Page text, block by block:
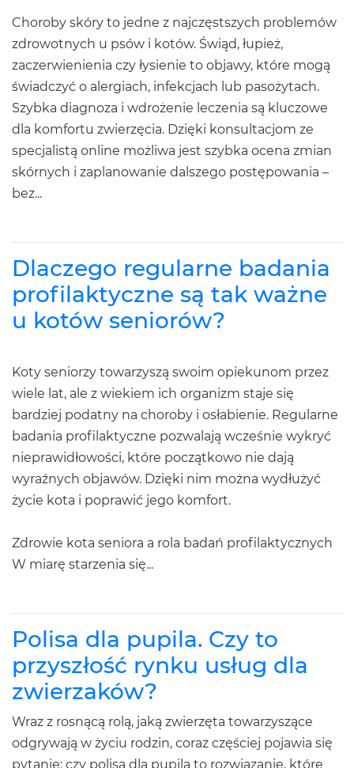
Choroby skóry to jedne z najczęstszych problemów
zdrowotnych u psów i kotów. Świąd, łupież,
zaczerwienienia czy łysienie to objawy, które mogą
świadczyć o alergiach, infekcjach lub pasożytach.
Szybka diagnoza i wdrożenie leczenia są kluczowe
dla komfortu zwierzęcia. Dzięki konsultacjom ze
specjalistą online możliwa jest szybka ocena zmian
skórnych i zaplanowanie dalszego postępowania –
bez...
Dlaczego regularne badania
profilaktyczne są tak ważne
u kotów seniorów?
Koty seniorzy towarzyszą swoim opiekunom przez
wiele lat, ale z wiekiem ich organizm staje się
bardziej podatny na choroby i osłabienie. Regularne
badania profilaktyczne pozwalają wcześnie wykryć
nieprawidłowości, które początkowo nie dają
wyraźnych objawów. Dzięki nim można wydłużyć
życie kota i poprawić jego komfort.
Zdrowie kota seniora a rola badań profilaktycznych
W miarę starzenia się...
Polisa dla pupila. Czy to
przyszłość rynku usług dla
zwierzaków?
Wraz z rosnącą rolą, jaką zwierzęta towarzyszące
odgrywają w życiu rodzin, coraz częściej pojawia się
pytanie: czy polisa dla pupila to rozwiązanie, które